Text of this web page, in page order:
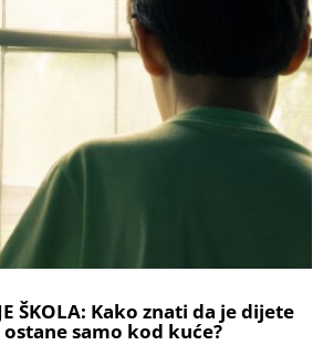
ŠKOLA: Kako znati da je dijete
samo kod kuće?